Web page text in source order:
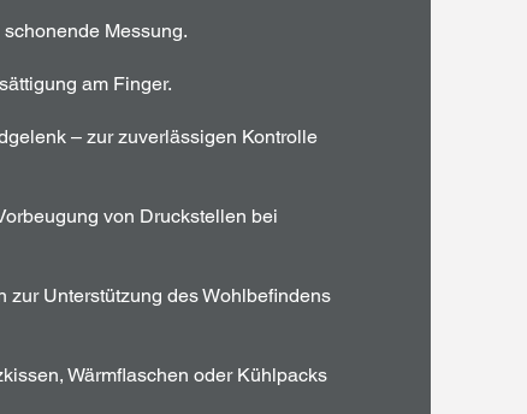
Messung.
am Finger.
– zur zuverlässigen Kontrolle
von Druckstellen bei
zur Unterstützung des Wohlbefindens
Wärmflaschen oder Kühlpacks